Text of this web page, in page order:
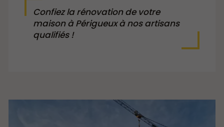
Confiez la rénovation de votre
maison à Périgueux à nos artisans
qualifiés !